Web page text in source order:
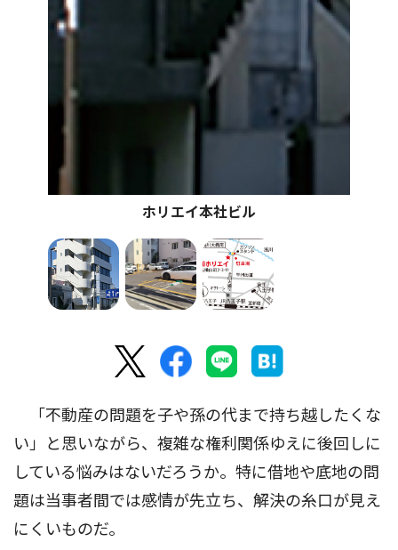
ホリエイ本社ビル
「不動産の問題を子や孫の代まで持ち越したくな
い」と思いながら、複雑な権利関係ゆえに後回しに
している悩みはないだろうか。特に借地や底地の問
題は当事者間では感情が先立ち、解決の糸口が見え
にくいものだ。